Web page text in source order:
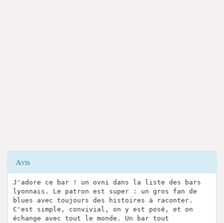
Avis
J'adore ce bar ! un ovni dans la liste des bars
lyonnais. Le patron est super : un gros fan de
blues avec toujours des histoires à raconter.
C'est simple, convivial, on y est posé, et on
échange avec tout le monde. Un bar tout